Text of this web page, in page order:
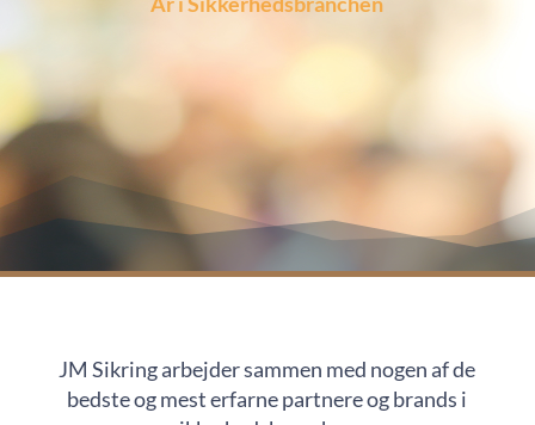
JM Sikring arbejder sammen med nogen af de
bedste og mest erfarne partnere og brands i